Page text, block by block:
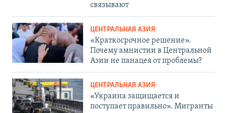
связывают
ЦЕНТРАЛЬНАЯ АЗИЯ
«Краткосрочное решение».
Почему амнистии в Центральной
Азии не панацея от проблемы?
ЦЕНТРАЛЬНАЯ АЗИЯ
«Украина защищается и
поступает правильно». Мигранты